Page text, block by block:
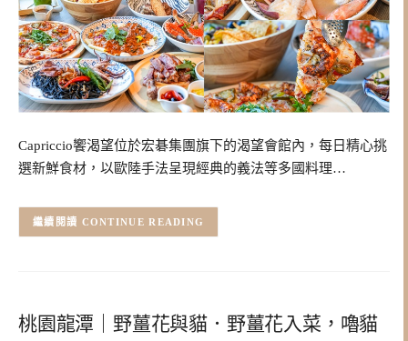
Capriccio饗渴望位於宏碁集團旗下的渴望會館內，每日精心挑
選新鮮食材，以歐陸手法呈現經典的義法等多國料理…
CONTINUE READING
桃園龍潭｜野薑花與貓．野薑花入菜，嚕貓